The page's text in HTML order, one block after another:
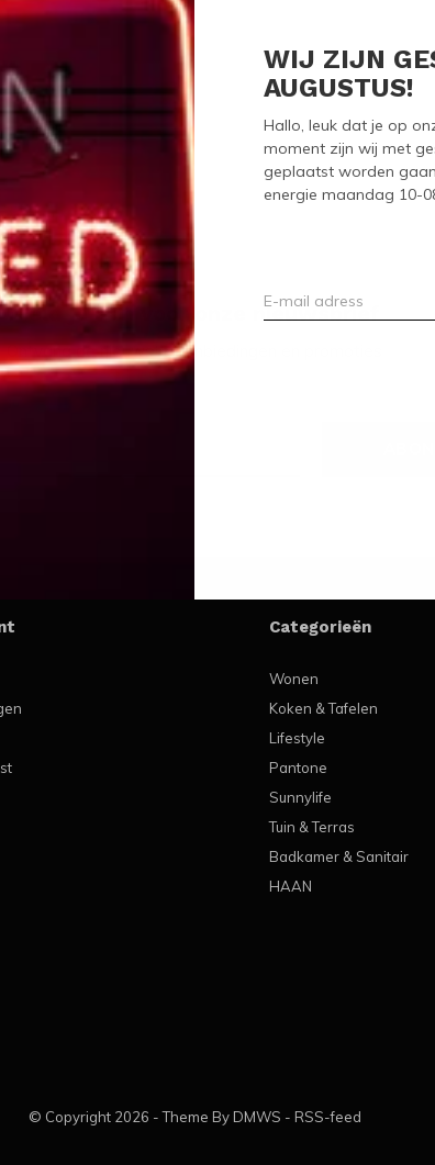
WIJ ZIJN
AUGUSTUS!
Hallo, leuk dat je op
moment zijn wij met
geplaatst worden
energie maandag 10-
Seen 1 of the 1
Meld je aan voor onze nieuwsbrief
Ontvang de nieuwste aanbiedingen en promoties
Categorieën
Wonen
Koken & Tafelen
Lifestyle
Pantone
Sunnylife
Tuin & Terras
Badkamer & Sanitair
HAAN
© Copyright 2026 - Theme By DMWS - RSS-feed